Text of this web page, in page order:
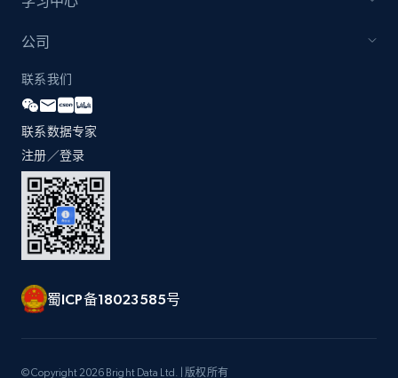
Video length, Likes, Views, and more.
8.1K+
Youtube - Videos posts - Discovery videos
by podcast url
URL, Title, Youtuber, Youtuber md5, Video url,
Video length, Likes, Views, and more.
Amazon Reviews
公司
联系我们
联系数据专家
注册／登录
蜀ICP备18023585号
© Copyright 2026 Bright Data Ltd. | 版权所有